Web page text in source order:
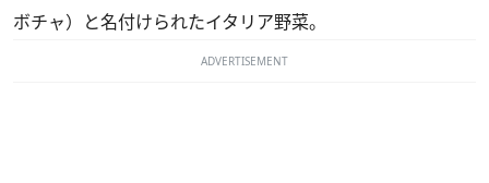
ボチャ）と名付けられたイタリア野菜。
ADVERTISEMENT